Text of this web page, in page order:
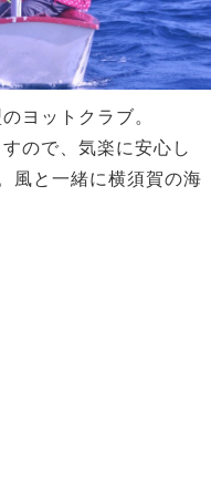
ヨットクラブ。
ので、気楽に安心し
風と一緒に横須賀の海